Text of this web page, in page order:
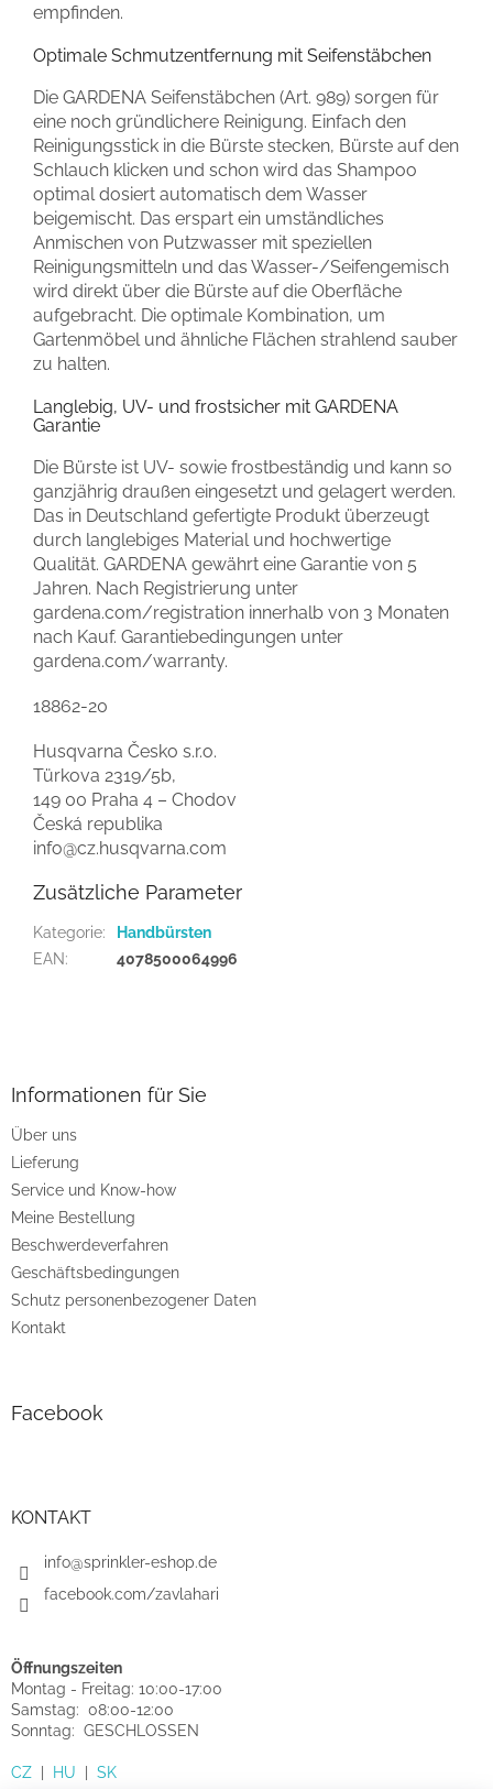
empfinden.
Optimale Schmutzentfernung mit Seifenstäbchen
Die GARDENA Seifenstäbchen (Art. 989) sorgen für
eine noch gründlichere Reinigung. Einfach den
Reinigungsstick in die Bürste stecken, Bürste auf den
Schlauch klicken und schon wird das Shampoo
optimal dosiert automatisch dem Wasser
beigemischt. Das erspart ein umständliches
Anmischen von Putzwasser mit speziellen
Reinigungsmitteln und das Wasser-/Seifengemisch
wird direkt über die Bürste auf die Oberfläche
aufgebracht. Die optimale Kombination, um
Gartenmöbel und ähnliche Flächen strahlend sauber
zu halten.
Langlebig, UV- und frostsicher mit GARDENA
Garantie
Die Bürste ist UV- sowie frostbeständig und kann so
ganzjährig draußen eingesetzt und gelagert werden.
Das in Deutschland gefertigte Produkt überzeugt
durch langlebiges Material und hochwertige
Qualität. GARDENA gewährt eine Garantie von 5
Jahren. Nach Registrierung unter
gardena.com/registration innerhalb von 3 Monaten
nach Kauf. Garantiebedingungen unter
gardena.com/warranty.
18862-20
Husqvarna Česko s.r.o.
Türkova 2319/5b,
149 00 Praha 4 – Chodov
Česká republika
info@cz.husqvarna.com
Zusätzliche Parameter
Kategorie:
Handbürsten
EAN: 4078500064996
e
Informationen für Sie
Über uns
Lieferung
Service und Know-how
Meine Bestellung
Beschwerdeverfahren
Geschäftsbedingungen
Schutz personenbezogener Daten
Kontakt
Facebook
KONTAKT
info@sprinkler-eshop.de
facebook.com/zavlahari
Öffnungszeiten
Montag - Freitag: 10:00-17:00
Samstag: 08:00-12:00
Sonntag: GESCHLOSSEN
CZ HU SK